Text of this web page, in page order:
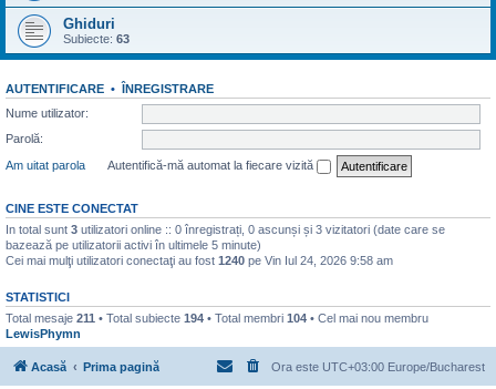
Ghiduri
Subiecte: 63
AUTENTIFICARE • ÎNREGISTRARE
Nume utilizator:
Parolă:
Am uitat parola
Autentifică-mă automat la fiecare vizită
CINE ESTE CONECTAT
In total sunt 3 utilizatori online :: 0 înregistrați, 0 ascunși și 3 vizitatori (date care se
bazează pe utilizatorii activi în ultimele 5 minute)
Cei mai mulţi utilizatori conectaţi au fost 1240 pe Vin Iul 24, 2026 9:58 am
STATISTICI
Total mesaje 211 • Total subiecte 194 • Total membri 104 • Cel mai nou membru
LewisPhymn
Acasă Prima pagină Ora este UTC+03:00 Europe/Bucharest